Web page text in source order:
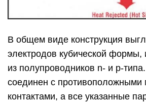
В общем виде конструкция
электродов кубической формы,
из полупроводников n- и p-
соединен с
контактами, а все указанные